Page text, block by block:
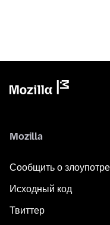
Mozilla
Сообщить о
Исходный код
Твиттер